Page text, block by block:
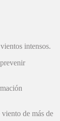
intensos.
de más de